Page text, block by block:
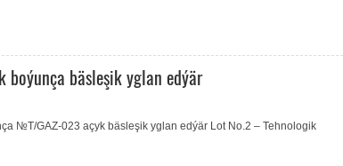
boýunça bäsleşik yglan edýär
№T/GAZ-023 açyk bäsleşik yglan edýär Lot No.2 – Tehnologik